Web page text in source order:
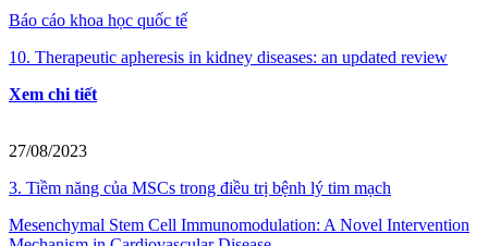
Báo cáo khoa học quốc tế
10. Therapeutic apheresis in kidney diseases: an updated review
Xem chi tiết
27/08/2023
3. Tiềm năng của MSCs trong điều trị bệnh lý tim mạch
Mesenchymal Stem Cell Immunomodulation: A Novel Intervention